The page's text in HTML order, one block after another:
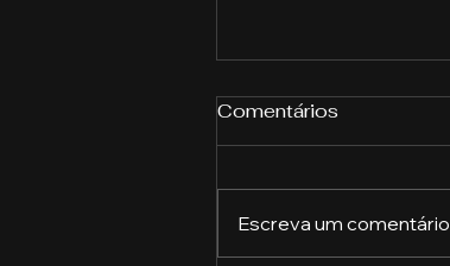
Comentários
Escreva um comentário